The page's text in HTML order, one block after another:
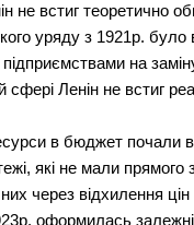
не встиг теоретично
уряду з 1921р.
підприємствами на
сфері Ленін не встиг
в бюджет почали
які не мали прямого
через відхилення
оформилась